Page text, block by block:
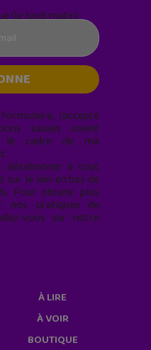
(le lundi matin)
j’accepte
saisies soient
le cadre de ma
désabonner à tout
sur le lien en bas de
Pour obtenir plus
nos pratiques de
vous sur notre
À LIRE
À VOIR
BOUTIQUE